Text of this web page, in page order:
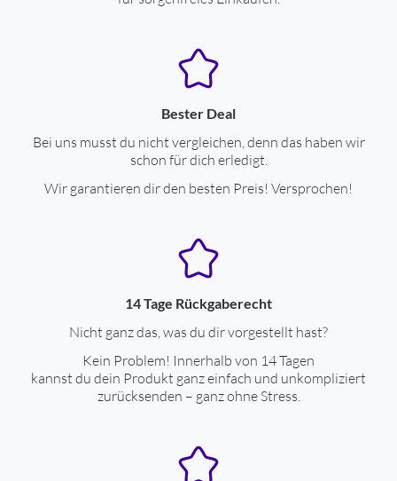
Bester Deal
Bei uns musst du nicht vergleichen, denn das haben wir
schon für dich erledigt.
Wir garantieren dir den besten Preis! Versprochen!
14 Tage Rückgaberecht
Nicht ganz das, was du dir vorgestellt hast?
Kein Problem! Innerhalb von 14 Tagen
kannst du dein Produkt ganz einfach und unkompliziert
zurücksenden – ganz ohne Stress.